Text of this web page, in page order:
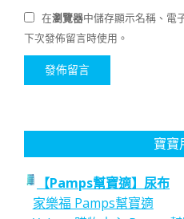
在瀏覽器中儲存顯示名稱、電
下次發佈留言時使用。
寶寶
【Pamps幫寶適】尿布
家樂福 Pamps幫寶適